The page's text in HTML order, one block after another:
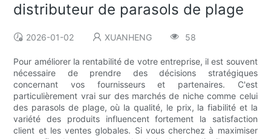
distributeur de parasols de plage
2026-01-02 XUANHENG 58
Pour améliorer la rentabilité de votre entreprise, il est souvent
nécessaire de prendre des décisions stratégiques
concernant vos fournisseurs et partenaires. C'est
particulièrement vrai sur des marchés de niche comme celui
des parasols de plage, où la qualité, le prix, la fiabilité et la
variété des produits influencent fortement la satisfaction
client et les ventes globales. Si vous cherchez à maximiser